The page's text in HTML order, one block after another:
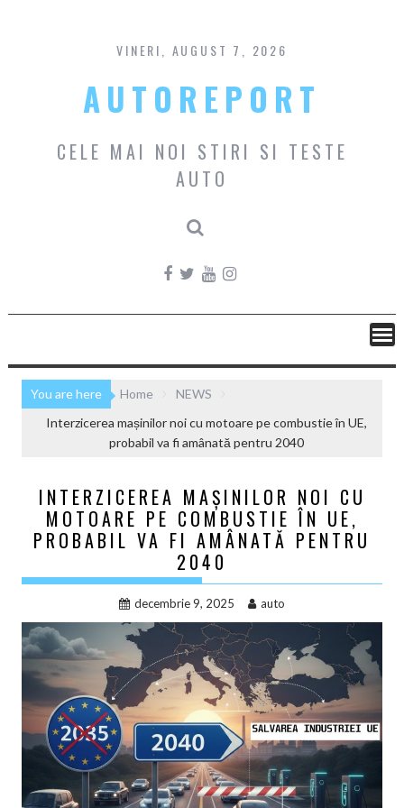
content
VINERI, AUGUST 7, 2026
AUTOREPORT
CELE MAI NOI STIRI SI TESTE
AUTO
You are here Home
NEWS
Interzicerea mașinilor noi cu motoare pe combustie în UE,
probabil va fi amânată pentru 2040
INTERZICEREA MAȘINILOR NOI CU
MOTOARE PE COMBUSTIE ÎN UE,
PROBABIL VA FI AMÂNATĂ PENTRU
2040
decembrie 9, 2025 auto